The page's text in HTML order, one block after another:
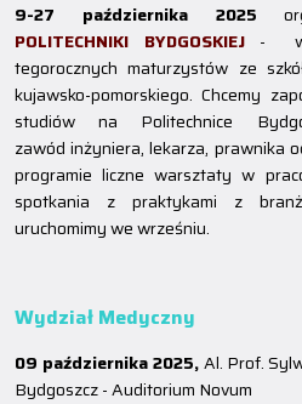
9-27 października 2025
POLITECHNIKI BYDGOSKIEJ -
tegorocznych maturzystów ze
kujawsko-pomorskiego. Chcemy
studiów na Politechnice
zawód inżyniera, lekarza, prawnika
programie liczne warsztaty w
spotkania z praktykami z
uruchomimy we wrześniu.
Wydział Medyczny
09 października 2025,Al. Prof.
Bydgoszcz - Auditorium Novum